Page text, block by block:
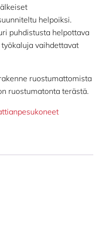
helpoiksi.
puhdistusta helpottava
vaihdettavat
ruostumattomista
ruostumatonta terästä.